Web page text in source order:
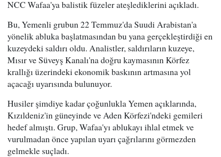
NCC Wafaa'ya balistik füzeler ateşlediklerini açıkladı.
Bu, Yemenli grubun 22 Temmuz'da Suudi Arabistan'a
yönelik abluka başlatmasından bu yana gerçekleştirdiği en
kuzeydeki saldırı oldu. Analistler, saldırıların kuzeye,
Mısır ve Süveyş Kanalı'na doğru kaymasının Körfez
krallığı üzerindeki ekonomik baskının artmasına yol
açacağı uyarısında bulunuyor.
Husiler şimdiye kadar çoğunlukla Yemen açıklarında,
Kızıldeniz'in güneyinde ve Aden Körfezi'ndeki gemileri
hedef almıştı. Grup, Wafaa'yı ablukayı ihlal etmek ve
vurulmadan önce yapılan uyarı çağrılarını görmezden
gelmekle suçladı.